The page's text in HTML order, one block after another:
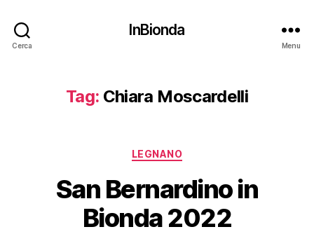
Cerca
InBionda
Menu
Tag: Chiara Moscardelli
Categorie
LEGNANO
San Bernardino in
Bionda 2022